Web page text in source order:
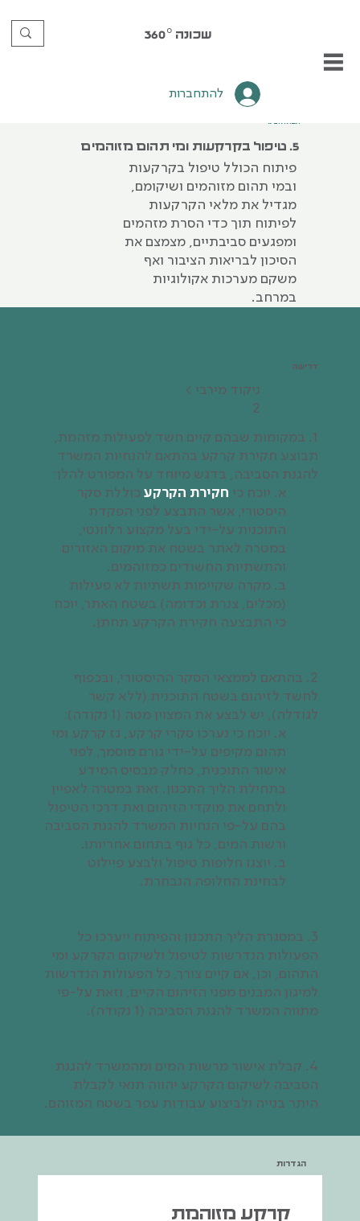
שכונה 360°
להתחברות
5. טיפול בקרקעות ומי תהום מזוהמים
פיתוח הכולל טיפול בקרקעות
ובמי תהום מזוהמים ושיקומם,
מגדיל את מלאי הקרקעות
לפיתוח תוך כדי הסרת מזהמים
ומפגעים סביבתיים, מצמצם את
הסיכון לבריאות הציבור ואף
משקם מערכות אקולוגיות
במרחב.
דרישה
ניקוד‭ ‬מירבי >
2
1. במקומות שבהם קיים חשד לפעילות מזהמת,
תבוצע חקירת קרקע בהתאם להנחיות המשרד
להגנת הסביבה, בדגש מיוחד על המפורט להלן:
א. יוכח כי חקירת הקרקע כוללת סקר
היסטורי, אשר התבצע לפני הפקדת
התוכנית על-ידי בעל מקצוע רלוונטי,
במטרה לאתר בשטח את מיקום האזורים
והתשתיות החשודים כמזוהמים.
ב. מקרה שקיימות תשתיות לא פעילות
(מכלים, צנרת וכדומה) בשטח האתר, יוכח
כי התבצעה חקירת הקרקע תחתן.
2. בהתאם לממצאי הסקר ההיסטורי, ובכפוף
לחשד לזיהום בשטח התוכנית (ללא קשר
לגודלה), יש לבצע את המצוין מטה (1 נקודה):
א. יוכח כי נערכו סקרי קרקע, גז קרקע ומי
תהום מקיפים על-ידי גורם מוסמך, לפני
אישור התוכנית, כחלק מבסיס המידע
בתחילת הליך התכנון. זאת במטרה לאפיין
ולתחם את מוקדי הזיהום ואת דרכי הטיפול
בהם על-פי הנחיות המשרד להגנת הסביבה
ורשות המים, כל גוף בתחום אחריותו.
ב. יוצגו חלופות טיפול ולבצע פיילוט
לבחינת החלופה הנבחרת.
3. במסגרת הליך התכנון והפיתוח ייערכו כל
הפעולות הנדרשות לטיפול ולשיקום הקרקע ומי
התהום, וכן, אם קיים צורך, כל הפעולות הנדרשות
למיגון המבנים מפני הזיהום הקיים, וזאת על-פי
מתווה המשרד להגנת הסביבה (1 נקודה).
4. קבלת אישור מרשות המים ומהמשרד להגנת
הסביבה לשיקום הקרקע יהווה תנאי לקבלת
היתר בנייה ולביצוע עבודות עפר בשטח המזוהם.
הגדרות
קרקע מזוהמת